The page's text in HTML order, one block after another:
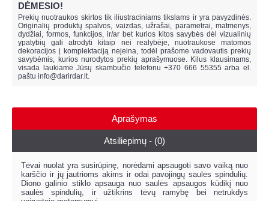
DĖMESIO!
Prekių nuotraukos skirtos tik iliustraciniams tikslams ir yra pavyzdinės.
Originalių produktų spalvos, vaizdas, užrašai, parametrai, matmenys,
dydžiai, formos, funkcijos, ir/ar bet kurios kitos savybės dėl vizualinių
ypatybių gali atrodyti kitaip nei realybėje, nuotraukose matomos
dekoracijos į komplektaciją neįeina, todėl prašome vadovautis prekių
savybėmis, kurios nurodytos prekių aprašymuose. Kilus klausimams,
visada laukiame Jūsų skambučio telefonu +370 666 55355 arba el.
paštu info@darirdar.lt.
Aprašymas
Atsiliepimų - (0)
Tėvai nuolat yra susirūpinę, norėdami apsaugoti savo vaiką nuo
karščio ir jų jautrioms akims ir odai pavojingų saulės spindulių.
Diono galinio stiklo apsauga nuo saulės apsaugos kūdikį nuo
saulės spindulių, ir užtikrins tėvų ramybę bei netrukdys